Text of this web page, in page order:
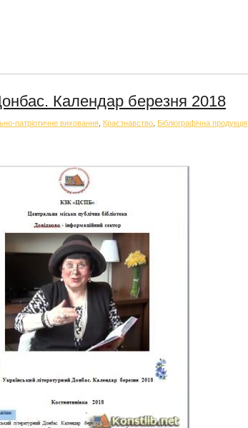
Календар березня 2018
патріотичне виховання Краєзнавство Бібліографічна продукція